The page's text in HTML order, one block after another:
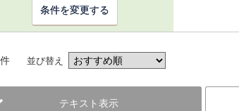
条件を変更する
件 並び替え
テキスト表示